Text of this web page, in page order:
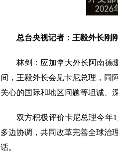
总台央视记者：王毅外长刚
林剑：应加拿大外长阿南德
间，王毅外长会见卡尼总理，同
关心的国际和地区问题等坦诚、
双方积极评价卡尼总理今年
多边协调，共同改革完善全球治
话。